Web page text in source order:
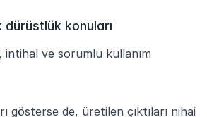
konuları
intihal ve sorumlu kullanım
gösterse de, üretilen çıktıları nihai